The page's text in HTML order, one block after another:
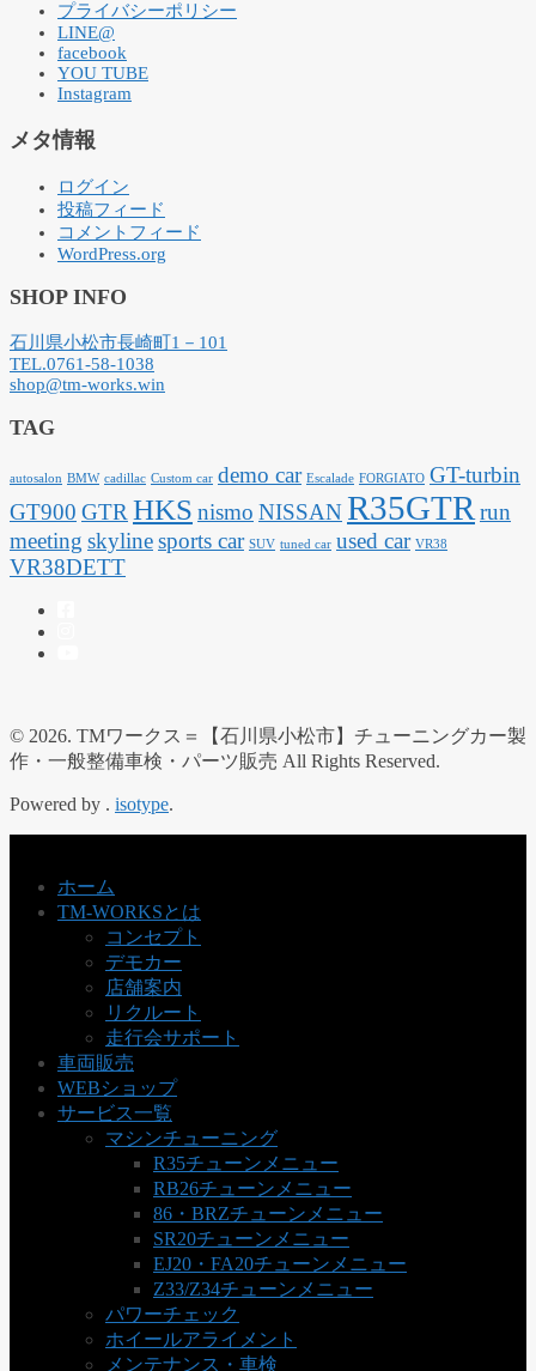
プライバシーポリシー
LINE@
facebook
YOU TUBE
Instagram
メタ情報
ログイン
投稿フィード
コメントフィード
WordPress.org
SHOP INFO
石川県小松市長崎町1－101
TEL.0761-58-1038
shop@tm-works.win
TAG
autosalon BMW cadillac Custom car demo car Escalade FORGIATO GT-turbin
GT900 GTR HKS nismo NISSANR35GTR run
meeting skylinesports car SUV tuned car used car VR38
VR38DETT
© 2026. TMワークス＝【石川県小松市】チューニングカー製
作・一般整備車検・パーツ販売 All Rights Reserved.
Powered by . isotype.
ホーム
TM-WORKSとは
コンセプト
デモカー
店舗案内
リクルート
走行会サポート
車両販売
WEBショップ
サービス一覧
マシンチューニング
R35チューンメニュー
RB26チューンメニュー
86・BRZチューンメニュー
SR20チューンメニュー
EJ20・FA20チューンメニュー
Z33/Z34チューンメニュー
パワーチェック
ホイールアライメント
メンテナンス・車検